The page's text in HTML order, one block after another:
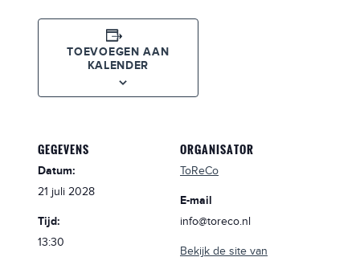
TOEVOEGEN AAN
KALENDER
GEGEVENS
Datum:
21 juli 2028
Tijd:
13:30
ORGANISATOR
ToReCo
E-mail
info@toreco.nl
Bekijk de site van